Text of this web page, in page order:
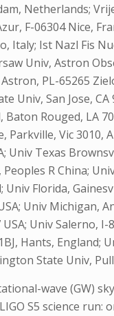
Netherlands;
F-06304 Nice,
Italy; Ist Nazl Fis
Univ, Astron
PL-65265
Univ, San Jose,
Baton Rouged, LA
Parkville, Vic 3010,
Univ Texas
R China;
Univ Florida,
Univ Michigan,
USA; Univ Salerno,
Hants, England;
State Univ,
wave (GW)
S5 science